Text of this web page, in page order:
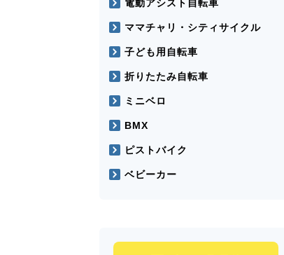
電動アシスト自転車
ママチャリ・シティサイクル
子ども用自転車
折りたたみ自転車
ミニベロ
BMX
ピストバイク
ベビーカー